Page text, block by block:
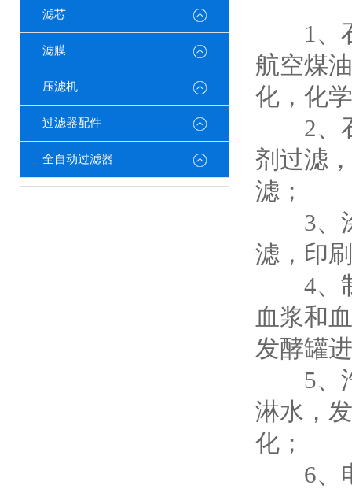
滤芯
滤膜
压滤机
过滤器配件
全自动过滤器
1、石
航空煤
化，化
2、石
剂过滤
滤；
3、涂
滤，印
4、制
血浆和
发酵罐
5、汽
淋水，
化；
6、电